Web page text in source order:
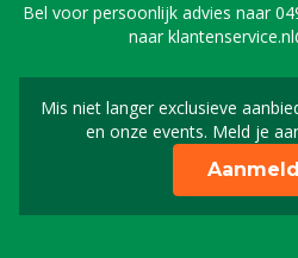
Bel voor persoonlijk advies naar
naar
Mis niet langer exclusieve
en onze events. Meld je